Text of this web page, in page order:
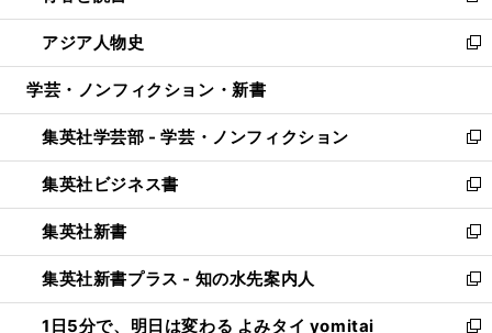
開
く
ウ
で
開
ン
ド
ウ
開
く
ウ
ィ
ン
ウ
で
開
く
し
い
ウ
ン
ド
ウ
で
開
く
アジア人物史
新
し
ウ
ィ
ン
ド
ウ
で
開
く
学芸・ノンフィクション・新書
集英社学芸部 - 学芸・ノンフィクション
新
し
い
ウ
ィ
ン
ド
ウ
で
集英社ビジネス書
新
し
い
ウ
ィ
ン
ド
集英社新書
新
し
い
ウ
ィ
集英社新書プラス - 知の水先案内人
新
し
い
1日5分で、明日は変わる よみタイ yomitai